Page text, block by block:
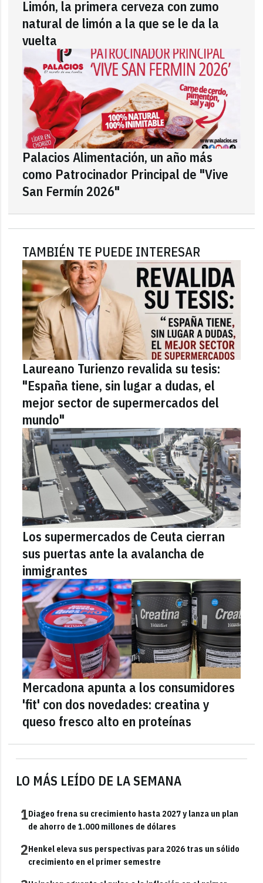
LO MÁS LEÍDO DE LA SEMANA
1Diageo frena su crecimiento hasta 2027 y lanza un plan
de ahorro de 1.000 millones de dólares
2Henkel eleva sus perspectivas para 2026 tras un sólido
crecimiento en el primer semestre
Limón, la primera cerveza con zumo
natural de limón a la que se le da la
vuelta
Palacios Alimentación, un año más
como Patrocinador Principal de "Vive
San Fermín 2026"
TAMBIÉN TE PUEDE INTERESAR
Laureano Turienzo revalida su tesis:
"España tiene, sin lugar a dudas, el
mejor sector de supermercados del
mundo"
Los supermercados de Ceuta cierran
sus puertas ante la avalancha de
inmigrantes
Mercadona apunta a los consumidores
'fit' con dos novedades: creatina y
queso fresco alto en proteínas